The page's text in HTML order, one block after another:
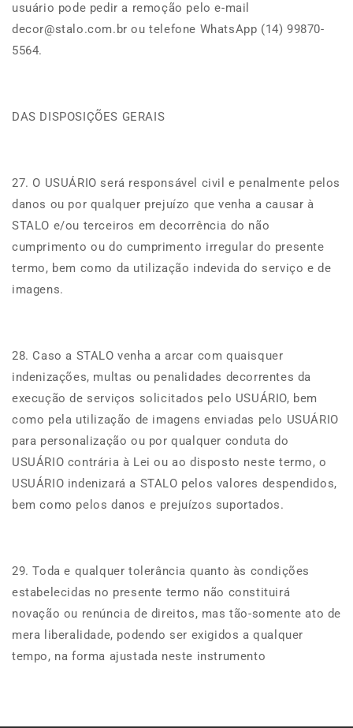
usuário pode pedir a remoção pelo e-mail
decor@stalo.com.br ou telefone WhatsApp (14) 99870-
5564.
DAS DISPOSIÇÕES GERAIS
27. O USUÁRIO será responsável civil e penalmente pelos
danos ou por qualquer prejuízo que venha a causar à
STALO e/ou terceiros em decorrência do não
cumprimento ou do cumprimento irregular do presente
termo, bem como da utilização indevida do serviço e de
imagens.
28. Caso a STALO venha a arcar com quaisquer
indenizações, multas ou penalidades decorrentes da
execução de serviços solicitados pelo USUÁRIO, bem
como pela utilização de imagens enviadas pelo USUÁRIO
para personalização ou por qualquer conduta do
USUÁRIO contrária à Lei ou ao disposto neste termo, o
USUÁRIO indenizará a STALO pelos valores despendidos,
bem como pelos danos e prejuízos suportados.
29. Toda e qualquer tolerância quanto às condições
estabelecidas no presente termo não constituirá
novação ou renúncia de direitos, mas tão-somente ato de
mera liberalidade, podendo ser exigidos a qualquer
tempo, na forma ajustada neste instrumento